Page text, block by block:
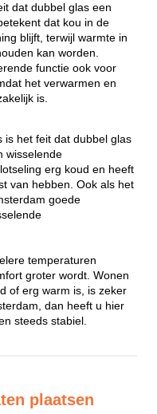
dat dubbel glas een
dat kou in de
blijft, terwijl warmte in
kan worden.
functie ook voor
het verwarmen en
is.
is het feit dat dubbel glas
wisselende
erg koud en heeft
van hebben. Ook als het
goede
temperaturen
groter wordt. Wonen
of erg warm is, is zeker
dan heeft u hier
steeds stabiel.
plaatsen